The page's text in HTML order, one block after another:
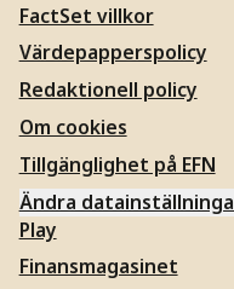
FactSet villkor
Värdepapperspolicy
Redaktionell policy
Om cookies
Tillgänglighet på EFN
Ändra
Play
Finansmagasinet